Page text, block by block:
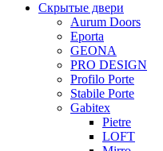
Скрытые двери
Aurum Doors
Eporta
GEONA
PRO DESIGN
Profilo Porte
Stabile Porte
Gabitex
Pietre
LOFT